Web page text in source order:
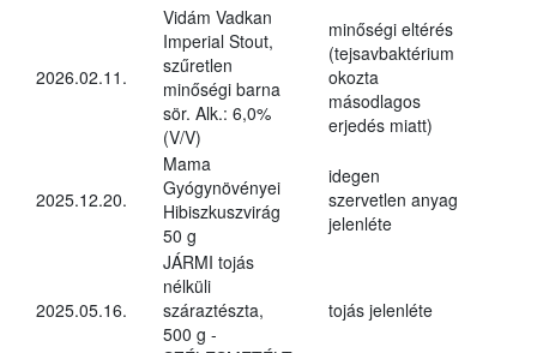
2026.02.11.
Vidám Vadkan
Imperial Stout,
szűretlen
minőségi barna
sör. Alk.: 6,0%
(V/V)
minőségi eltérés
(tejsavbaktérium
okozta
másodlagos
erjedés miatt)
2025.12.20.
Mama
Gyógynövényei
Hibiszkuszvirág
50 g
idegen
szervetlen anyag
jelenléte
2025.05.16.
JÁRMI tojás
nélküli
száraztészta,
500 g -
tojás jelenléte